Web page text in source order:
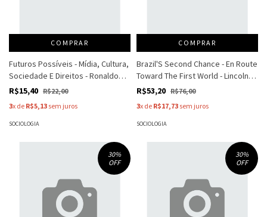
COMPRAR
Futuros Possíveis - Mídia, Cultura,
Sociedade E Direitos - Ronaldo
Lemos
R$15,40 R$22,00
3x de R$5,13 sem juros
SOCIOLOGIA
COMPRAR
Brazil'S Second Chance - En Route
Toward The First World - Lincoln
Gordon
R$53,20 R$76,00
3x de R$17,73 sem juros
SOCIOLOGIA
30%
OFF
30%
OFF